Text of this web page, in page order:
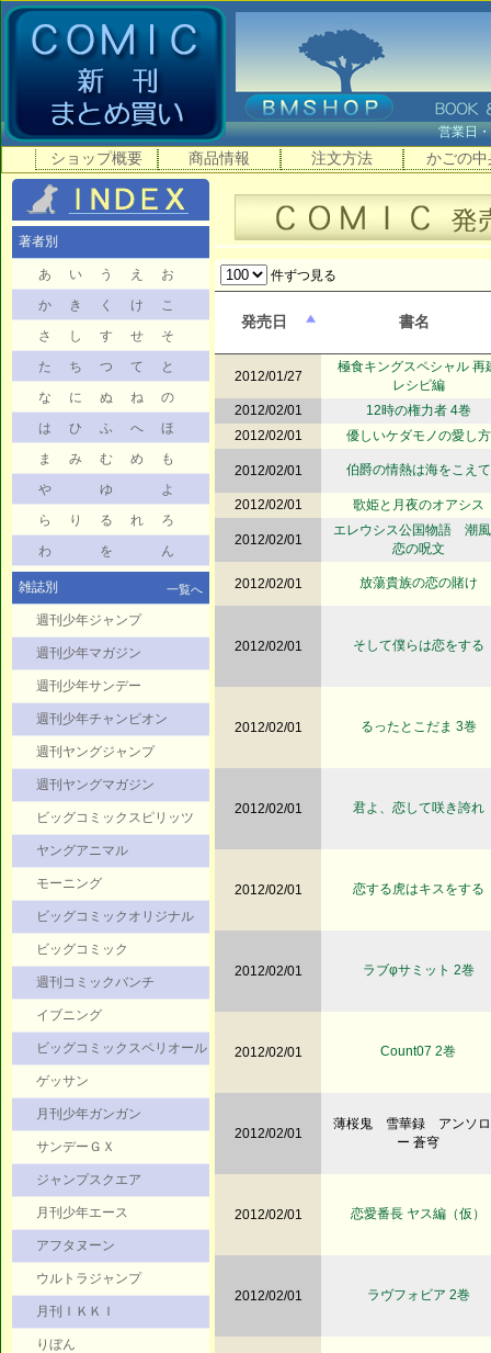
営業
ショップ概要 商品情報 注文方法 かごの中
著者別
あ い う え
お
か
き く け
こ
さ
し す せ
そ
た
ち つ て
と
な
に ぬ ね
の
は
ひ ふ へ
ほ
ま
み む め
も
や
ゆ
よ
ら
り る れ
ろ
わ
を ん
雑誌別 一覧へ
週刊少年ジャンプ
週刊少年マガジン
週刊少年サンデー
週刊少年チャンピオン
週刊ヤングジャンプ
週刊ヤングマガジン
ビッグコミックスピリッツ
ヤングアニマル
モーニング
ビッグコミックオリジナル
ビッグコミック
週刊コミックバンチ
イブニング
ビッグコミックスペリオール
ゲッサン
月刊少年ガンガン
サンデーＧＸ
ジャンプスクエア
月刊少年エース
アフタヌーン
ウルトラジャンプ
月刊ＩＫＫＩ
りぼん
件ずつ見る
発売日 書名
2012/01/27
極食キングスペシャル 再
レシピ編
2012/02/01
12時の権力者 4巻
2012/02/01
優しいケダモノの愛し方
2012/02/01 伯爵の情熱は海をこえて
2012/02/01 歌姫と月夜のオアシス
2012/02/01
エレウシス公国物語 潮
恋の呪文
2012/02/01 放蕩貴族の恋の賭け
2012/02/01 そして僕らは恋をする
2012/02/01 るったとこだま 3巻
2012/02/01 君よ、恋して咲き誇れ
2012/02/01 恋する虎はキスをする
2012/02/01 ラブφサミット 2巻
2012/02/01 Count07 2巻
2012/02/01
薄桜鬼 雪華録 アンソ
ー 蒼穹
2012/02/01 恋愛番長 ヤス編（仮）
2012/02/01 ラヴフォビア 2巻